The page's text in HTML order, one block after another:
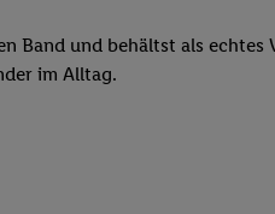
Band und behältst als
im Alltag.